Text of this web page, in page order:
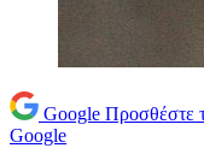
Google Προσθέστε
Google